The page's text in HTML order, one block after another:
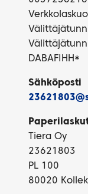
DABAFIHH*
Sähköposti
Tiera Oy
23621803
PL 100
80020